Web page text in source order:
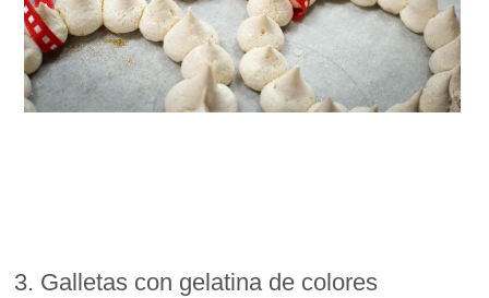
3. Galletas con gelatina de colores